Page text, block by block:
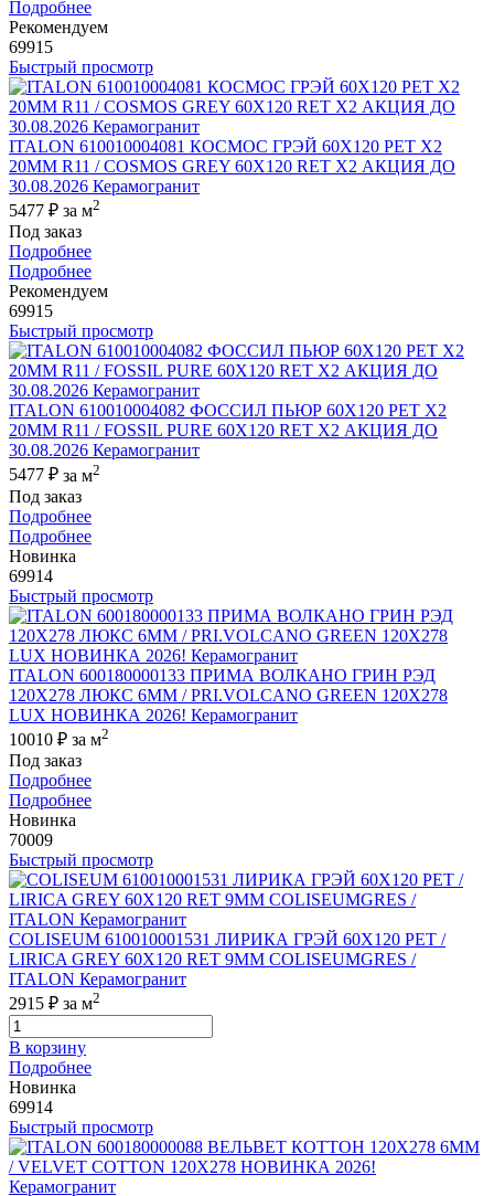
Подробнее
Рекомендуем
69915
Быстрый просмотр
ITALON 610010004081 КОСМОС ГРЭЙ 60X120 РЕТ Х2
20MM R11 / COSMOS GREY 60X120 RET X2 АКЦИЯ ДО
30.08.2026 Керамогранит
5477 ₽ за м2
Под заказ
Подробнее
Подробнее
Рекомендуем
69915
Быстрый просмотр
ITALON 610010004082 ФОССИЛ ПЬЮР 60X120 РЕТ Х2
20MM R11 / FOSSIL PURE 60X120 RET X2 АКЦИЯ ДО
30.08.2026 Керамогранит
5477 ₽ за м2
Под заказ
Подробнее
Подробнее
Новинка
69914
Быстрый просмотр
ITALON 600180000133 ПРИМА ВОЛКАНО ГРИН РЭД
120X278 ЛЮКС 6ММ / PRI.VOLCANO GREEN 120X278
LUX НОВИНКА 2026! Керамогранит
10010 ₽ за м2
Под заказ
Подробнее
Подробнее
Новинка
70009
Быстрый просмотр
COLISEUM 610010001531 ЛИРИКА ГРЭЙ 60X120 РЕТ /
LIRICA GREY 60X120 RET 9MM COLISEUMGRES /
ITALON Керамогранит
2915 ₽ за м2
В корзину
Подробнее
Новинка
69914
Быстрый просмотр